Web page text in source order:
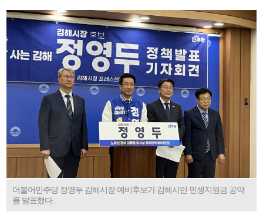
더불어민주당 정영두 김해시장 예비후보가 김해시민 민생지원금 공약
을 발표했다.